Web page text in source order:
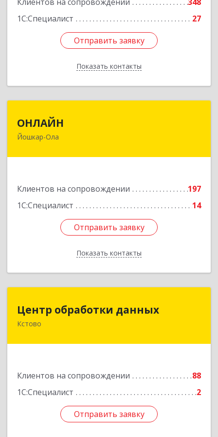
1С:Специалист
27
Отправить заявку
Показать контакты
Отправить заявку
Назад
ОНЛАЙН
Йошкар-Ола
Клиентов на сопровождении
197
1С:Специалист
14
Отправить заявку
Показать контакты
424000, Марий Эл Респ, Йошкар-Ола г,
Отправить заявку
Назад
Центр обработки данных
Кстово
Клиентов на сопровождении
88
1С:Специалист
2
Отправить заявку
Центр обработки данных
607650, Нижегородская обл, Кстово г, Победы
Отправить заявку